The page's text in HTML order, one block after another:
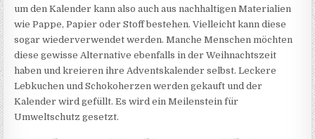
um den Kalender kann also auch aus nachhaltigen Materialien
wie Pappe, Papier oder Stoff bestehen. Vielleicht kann diese
sogar wiederverwendet werden. Manche Menschen möchten
diese gewisse Alternative ebenfalls in der Weihnachtszeit
haben und kreieren ihre Adventskalender selbst. Leckere
Lebkuchen und Schokoherzen werden gekauft und der
Kalender wird gefüllt. Es wird ein Meilenstein für
Umweltschutz gesetzt.